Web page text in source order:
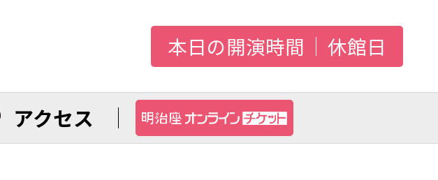
本日の開演時間 休館日
アクセス